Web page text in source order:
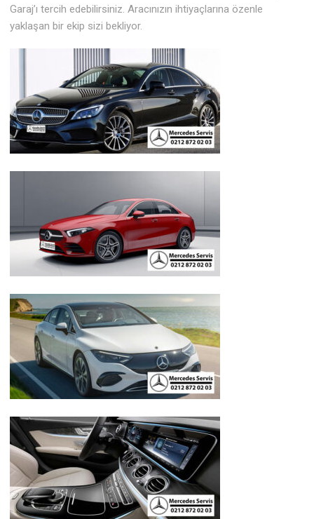
Garaj’ı tercih edebilirsiniz. Aracınızın ihtiyaçlarına özenle
yaklaşan bir ekip sizi bekliyor.